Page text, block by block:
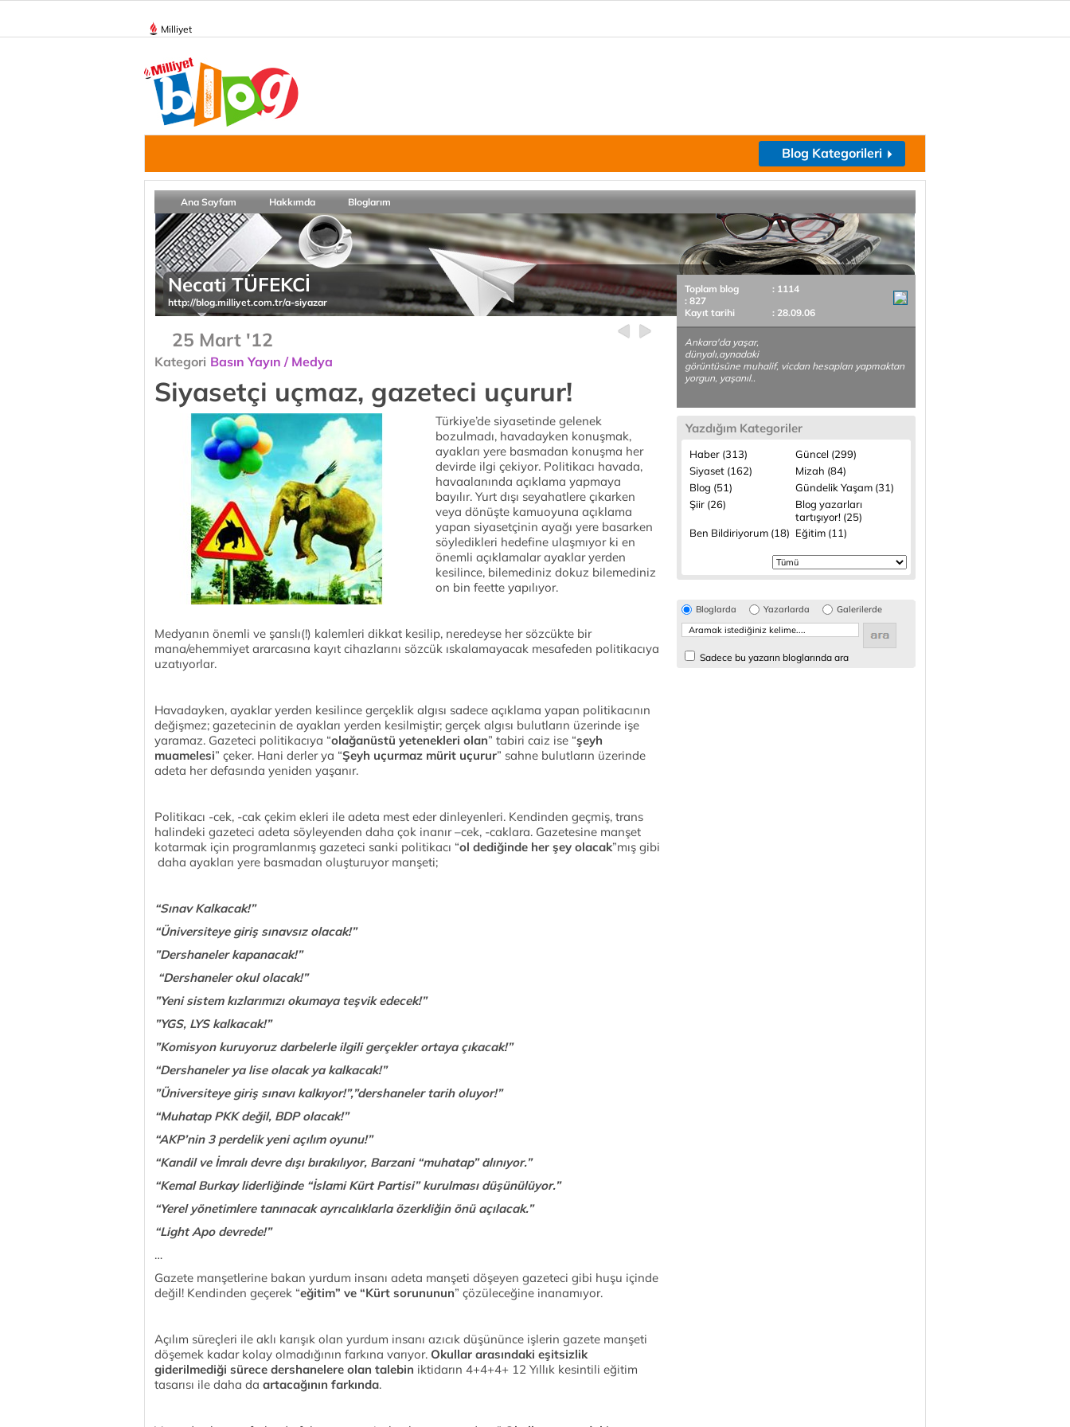
Milliyet
Blog Kategorileri
Ana Sayfam Hakkımda Bloglarım
Necati TÜFEKCİ
http://blog.milliyet.com.tr/a-siyazar
25 Mart '12
Kategori Basın Yayın / Medya
Siyasetçi uçmaz, gazeteci uçurur!
Türkiye’de siyasetinde gelenek
bozulmadı, havadayken konuşmak,
ayakları yere basmadan konuşma her
devirde ilgi çekiyor. Politikacı havada,
havaalanında açıklama yapmaya
bayılır. Yurt dışı seyahatlere çıkarken
veya dönüşte kamuoyuna açıklama
yapan siyasetçinin ayağı yere basarken
söyledikleri hedefine ulaşmıyor ki en
önemli açıklamalar ayaklar yerden
kesilince, bilemediniz dokuz bilemediniz
on bin feette yapılıyor.
Medyanın önemli ve şanslı(!) kalemleri dikkat kesilip, neredeyse her sözcükte bir
mana/ehemmiyet ararcasına kayıt cihazlarını sözcük ıskalamayacak mesafeden politikacıya
uzatıyorlar.
Havadayken, ayaklar yerden kesilince gerçeklik algısı sadece açıklama yapan politikacının
değişmez; gazetecinin de ayakları yerden kesilmiştir; gerçek algısı bulutların üzerinde işe
yaramaz. Gazeteci politikacıya “olağanüstü yetenekleri olan” tabiri caiz ise “şeyh
muamelesi” çeker. Hani derler ya “Şeyh uçurmaz mürit uçurur” sahne bulutların üzerinde
adeta her defasında yeniden yaşanır.
Politikacı -cek, -cak çekim ekleri ile adeta mest eder dinleyenleri. Kendinden geçmiş, trans
halindeki gazeteci adeta söyleyenden daha çok inanır –cek, -caklara. Gazetesine manşet
kotarmak için programlanmış gazeteci sanki politikacı “ol dediğinde her şey olacak”mış gibi
daha ayakları yere basmadan oluşturuyor manşeti;
“Sınav Kalkacak!”
“Üniversiteye giriş sınavsız olacak!”
”Dershaneler kapanacak!”
“Dershaneler okul olacak!”
”Yeni sistem kızlarımızı okumaya teşvik edecek!”
”YGS, LYS kalkacak!”
”Komisyon kuruyoruz darbelerle ilgili gerçekler ortaya çıkacak!”
“Dershaneler ya lise olacak ya kalkacak!”
”Üniversiteye giriş sınavı kalkıyor!”,”dershaneler tarih oluyor!”
“Muhatap PKK değil, BDP olacak!”
“AKP’nin 3 perdelik yeni açılım oyunu!”
“Kandil ve İmralı devre dışı bırakılıyor, Barzani “muhatap” alınıyor.”
“Kemal Burkay liderliğinde “İslami Kürt Partisi” kurulması düşünülüyor.”
“Yerel yönetimlere tanınacak ayrıcalıklarla özerkliğin önü açılacak.”
“Light Apo devrede!”
…
Gazete manşetlerine bakan yurdum insanı adeta manşeti döşeyen gazeteci gibi huşu içinde
değil! Kendinden geçerek “eğitim” ve “Kürt sorununun” çözüleceğine inanamıyor.
Açılım süreçleri ile aklı karışık olan yurdum insanı azıcık düşününce işlerin gazete manşeti
döşemek kadar kolay olmadığının farkına varıyor. Okullar arasındaki eşitsizlik
giderilmediği sürece dershanelere olan talebin iktidarın 4+4+4+ 12 Yıllık kesintili eğitim
tasarısı ile daha da artacağının farkında.
Toplam blog
: 1114
: 827
Kayıt tarihi
: 28.09.06
Ankara'da yaşar,
dünyalı,aynadaki
görüntüsüne muhalif, vicdan hesapları yapmaktan
yorgun, yaşanıl..
Yazdığım Kategoriler
Haber (313)
Güncel (299)
Siyaset (162)
Mizah (84)
Blog (51)
Gündelik Yaşam (31)
Şiir (26)
Blog yazarları
tartışıyor! (25)
Ben Bildiriyorum (18) Eğitim (11)
Bloglarda Yazarlarda Galerilerde
Sadece bu yazarın bloglarında ara